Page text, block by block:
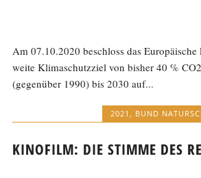
Am 07.10.2020 beschloss das Europäische
weite Klimaschutzziel von bisher 40 %
(gegenüber 1990) bis 2030 auf...
2021 BUND
KINOFILM: DIE STIMME DES